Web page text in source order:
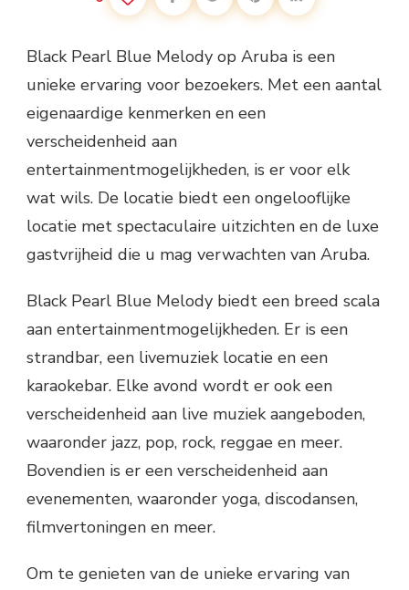
Black Pearl Blue Melody op Aruba is een
unieke ervaring voor bezoekers. Met een aantal
eigenaardige kenmerken en een
verscheidenheid aan
entertainmentmogelijkheden, is er voor elk
wat wils. De locatie biedt een ongelooflijke
locatie met spectaculaire uitzichten en de luxe
gastvrijheid die u mag verwachten van Aruba.
Black Pearl Blue Melody biedt een breed scala
aan entertainmentmogelijkheden. Er is een
strandbar, een livemuziek locatie en een
karaokebar. Elke avond wordt er ook een
verscheidenheid aan live muziek aangeboden,
waaronder jazz, pop, rock, reggae en meer.
Bovendien is er een verscheidenheid aan
evenementen, waaronder yoga, discodansen,
filmvertoningen en meer.
Om te genieten van de unieke ervaring van